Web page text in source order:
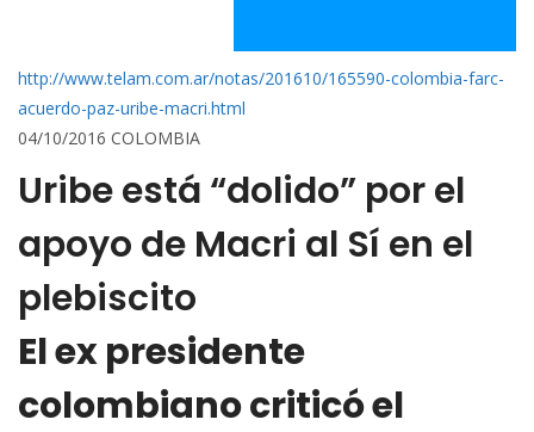
http://www.telam.com.ar/notas/201610/165590-colombia-farc-
acuerdo-paz-uribe-macri.html
04/10/2016 COLOMBIA
Uribe está “dolido” por el
apoyo de Macri al Sí en el
plebiscito
El ex presidente
colombiano criticó el